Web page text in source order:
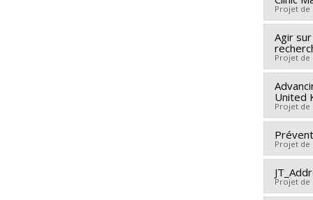
Projet de
Lead
Co-
Caron,
Rossio
Grant
Agir
Projet de
Lead
Grant
United
Projet de
Lead
Co-
Grant
Projet de
Lead
Co-
Projet de